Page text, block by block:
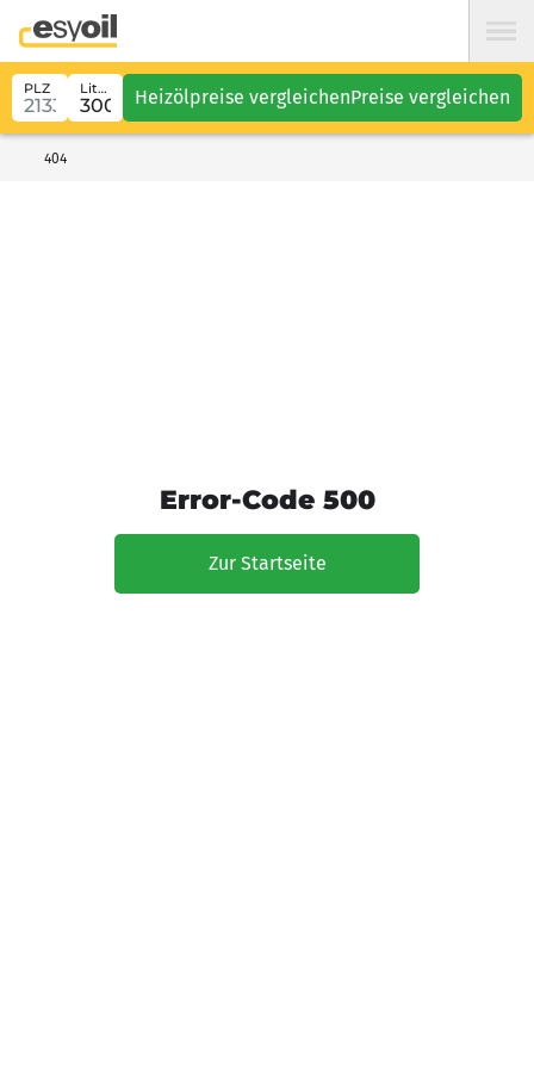
PLZ Liter Heizölpreise vergleichenPreise vergleichen
404
Error-Code 500
Zur Startseite